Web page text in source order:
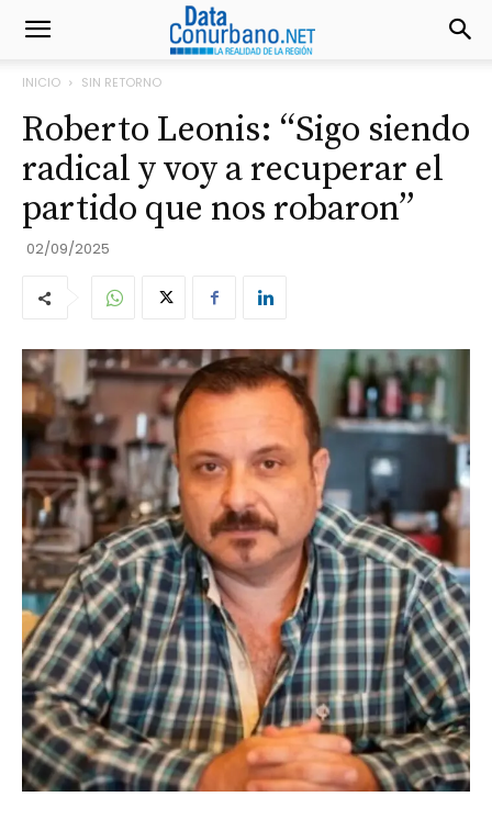
INICIO SIN RETORNO
Roberto Leonis: “Sigo siendo
radical y voy a recuperar el
partido que nos robaron”
02/09/2025